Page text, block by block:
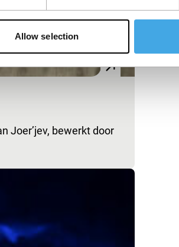
Allow selection
Joer’jev, bewerkt door